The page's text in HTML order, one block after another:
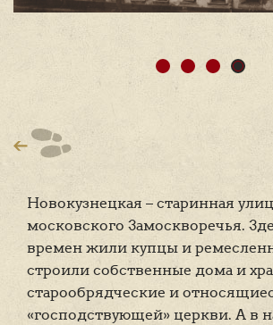
Новокузнецкая – старинная
московского Замоскворечья.
времен жили купцы и
строили собственные дома и
старообрядческие и
«господствующей» церкви. А в